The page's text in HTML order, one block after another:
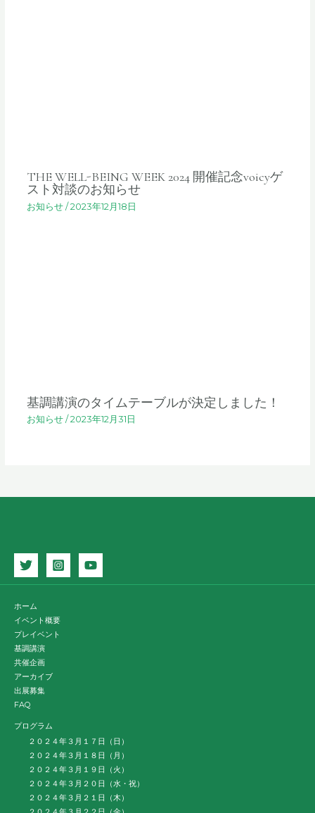
THE WELL-BEING WEEK 2024 開催記念voicyゲ
スト対談のお知らせ
お知らせ/2023年12月18日
基調講演のタイムテーブルが決定しました！
お知らせ/ 2023年12月31日
ホーム
イベント概要
プレイベント
基調講演
共催企画
アーカイブ
出展募集
FAQ
プログラム
２０２４年３月１７日（日）
２０２４年３月１８日（月）
２０２４年３月１９日（火）
２０２４年３月２０日（水・祝）
２０２４年３月２１日（木）